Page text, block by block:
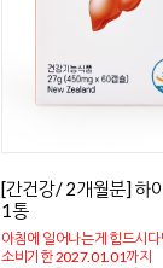
[간건강/ 2개월분] 하
1통
아침에 일어나는게 힘드시
소비기한 2027.01.01까지